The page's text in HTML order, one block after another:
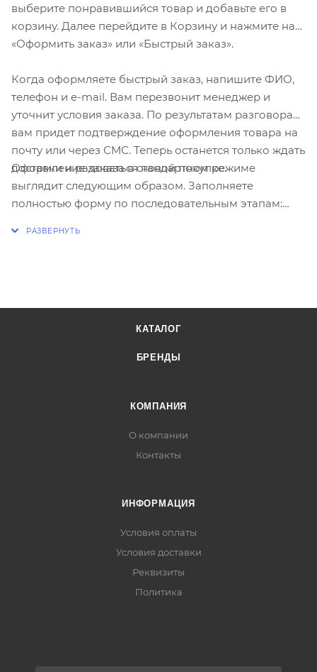
выберите понравившийся товар и добавьте его в
корзину. Далее перейдите в Корзину и нажмите на
«Оформить заказ» или «Быстрый заказ».
Когда оформляете быстрый заказ, напишите ФИО,
телефон и e-mail. Вам перезвонит менеджер и
уточнит условия заказа. По результатам разговора
вам придет подтверждение оформления товара на
почту или через СМС. Теперь останется только ждать
доставки и радоваться новой покупке.
Оформление заказа в стандартном режиме
выглядит следующим образом. Заполняете
полностью форму по последовательным этапам:
КАТАЛОГ
БРЕНДЫ
КОМПАНИЯ
О компании
Контакты
ИНФОРМАЦИЯ
Условия оплаты
Условия доставки
Реквизиты
Политика